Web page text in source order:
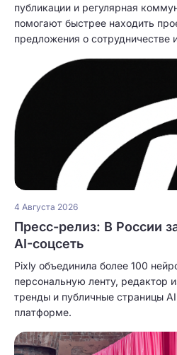
публикации и регулярная
помогают быстрее находить
предложения о сотрудничестве
4 Августа 2026
Пресс-релиз: В России
AI-соцсеть
Pixly объединила более 100
персональную ленту, редактор
тренды и публичные страницы
платформе.